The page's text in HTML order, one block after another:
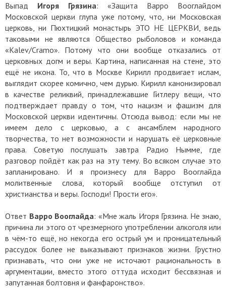
Выпад Игоря Грязина: «Защита Варро Вооглайдом
Московской церкви глупа уже потому, что, ни Московская
церковь, ни Пюхтицкий монастырь ЭТО НЕ ЦЕРКВИ, ведь
таковыми не являются Общество рыболовов и команда
«Каlev/Cramo». Потому что они вообще отказались от
церковных догм и веры. Картина, написанная на стене, это
ещё не икона. То, что в Москве Кирилл продвигает ислам,
выглядит скорее комично, чем дурью. Кирилл канонизировал
в качестве реликвий, принадлежавшие Гитлеру вещи, что
подтверждает правду о том, что нацизм и фашизм для
Московской церкви идентичны. Отсюда вывод: если мы не
имеем дело с церковью, а с ансамблем народного
творчества, то нет возможности и нарушать её церковные
права. Советую послушать завтра Радио Нымме, где
разговор пойдёт как раз на эту тему. Во всяком случае это
запланировано. И я произнесу для Варро Вооглайда
молитвенные слова, который вообще отступил от
христианства и веры. Господи! Прости его».
Ответ Варро Вооглайда: «Мне жаль Игоря Грязина. Не знаю,
причина ли этого от чрезмерного употреблении алкоголя или
в чём-то ещё, но некогда его острый ум и проницательный
рассудок более не выказывают признаков жизни. Грустно
признавать, что они уже не источают рациональность в
аргументации, вместо этого оттуда исходит бессвязная и
запутанная болтовня и фанфаронство».